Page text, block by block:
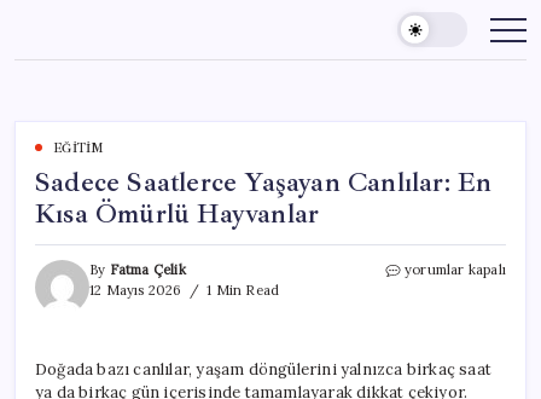
content
EĞITIM
Sadece Saatlerce Yaşayan Canlılar: En
Kısa Ömürlü Hayvanlar
By Fatma Çelik
12 Mayıs 2026
1 Min Read
Sadece
Kısa
Ömürlü
yorumlar kapalı
Doğada bazı canlılar, yaşam döngülerini yalnızca birkaç saat
ya da birkaç gün içerisinde tamamlayarak dikkat çekiyor.